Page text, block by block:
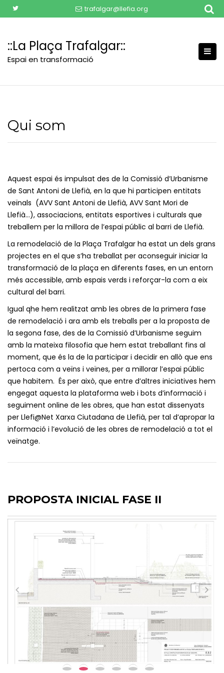
to
trafalgar@llefia.org
::La Plaça Trafalgar::
Espai en transformació
Qui som
Aquest espai és impulsat des de la Comissió d’Urbanisme
de Sant Antoni de Llefià, en la que hi participen entitats
veïnals (AVV Sant Antoni de Llefià, AVV Sant Mori de
Llefià…), associacions, entitats esportives i culturals que
treballem per la millora de l’espai públic al barri de Llefià.
La remodelació de la Plaça Trafalgar ha estat un dels grans
projectes en el que s’ha treballat per aconseguir iniciar la
transformació de la plaça en diferents fases, en un entorn
més accessible, amb espais verds i reforçar-la com a eix
cultural del barri.
Igual qhe hem realitzat amb les obres de la primera fase
de remodelació i ara amb els treballs per a la proposta de
la segona fase, des de la Comissió d’Urbanisme seguim
amb la mateixa filosofia que hem estat treballant fins al
moment, que és la de la participar i decidir en allò que ens
pertoca com a veïns i veïnes, per a millorar l’espai públic
que habitem. És per això, que entre d’altres iniciatives hem
engegat aquesta la plataforma web i bots d’informació i
seguiment online de les obres, que han estat dissenyats
per Llefi@Net Xarxa Ciutadana de Llefià, per tal d’apropar la
informació i l’evolució de les obres de remodelació a tot el
veïnatge.
PROPOSTA INICIAL FASE II